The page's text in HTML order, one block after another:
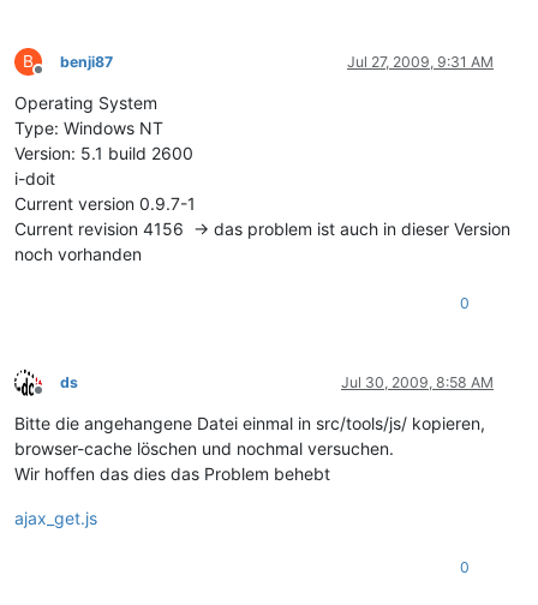
B
Offline
benji87 Jul 27, 2009, 9:31 AM
Operating System
Type: Windows NT
Version: 5.1 build 2600
i-doit
Current version 0.9.7-1
Current revision 4156 -> das problem ist auch in dieser Version
noch vorhanden
0
Offline
ds Jul 30, 2009, 8:58 AM
Bitte die angehangene Datei einmal in src/tools/js/ kopieren,
browser-cache löschen und nochmal versuchen.
Wir hoffen das dies das Problem behebt
ajax_get.js
0